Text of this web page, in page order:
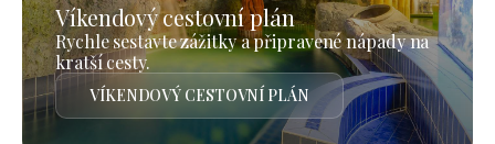
Víkendový cestovní plán
Rychle sestavte zážitky a připravené nápady na
kratší cesty.
VÍKENDOVÝ CESTOVNÍ PLÁN